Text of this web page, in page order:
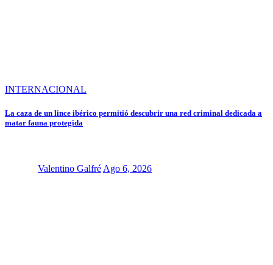
INTERNACIONAL
La caza de un lince ibérico permitió descubrir una red criminal dedicada a
matar fauna protegida
Valentino GalfréAgo 6, 2026